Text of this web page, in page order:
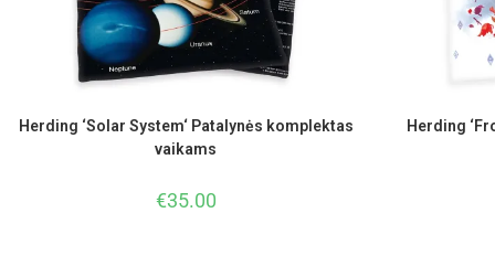
Herding ‘Solar System‘ Patalynės komplektas
vaikams
€35.00
Herding